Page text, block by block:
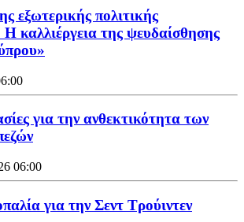
εξωτερικής πολιτικής
καλλιέργεια της ψευδαίσθησης
για την ανθεκτικότητα των
06:00
για την Σεντ Τρούιντεν